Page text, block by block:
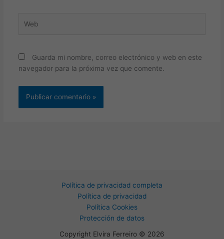
Guarda mi nombre, correo electrónico y web en este
navegador para la próxima vez que comente.
Política de privacidad completa
Política de privacidad
Política Cookies
Protección de datos
Copyright Elvira Ferreiro © 2026